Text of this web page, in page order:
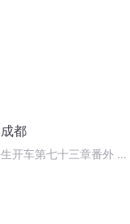
都
开车第七十三章番外 一